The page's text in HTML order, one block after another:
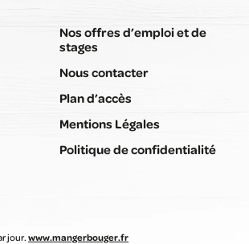
Nos offres d’emploi et de
stages
Nous contacter
Plan d’accès
Mentions Légales
Politique de confidentialité
jour. www.mangerbouger.fr